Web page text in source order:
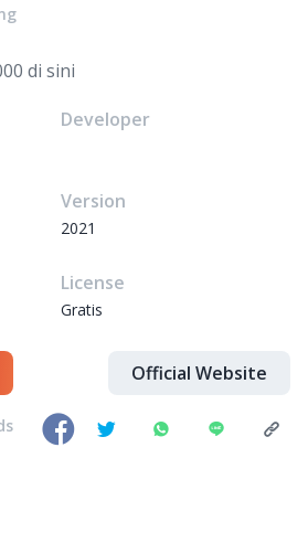
di sini
Developer
Version
2021
License
Gratis
Official Website